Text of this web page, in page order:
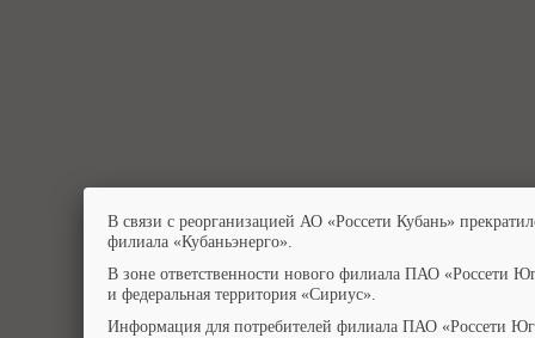
В связи с реорганизацией АО «Россети Кубань»
филиала «Кубаньэнерго».
В зоне ответственности нового филиала ПАО «Россети
и федеральная территория «Сириус».
Информация для потребителей филиала ПАО «Россети